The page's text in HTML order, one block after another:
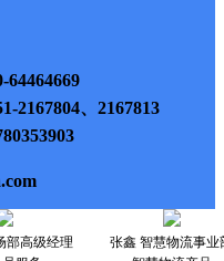
64464669
2167804、2167813
部高级经理
张鑫 智慧物流事业